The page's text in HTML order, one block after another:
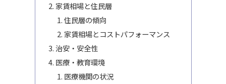
家賃相場と住民層
住民層の傾向
家賃相場とコストパフォーマンス
治安・安全性
医療・教育環境
医療機関の状況